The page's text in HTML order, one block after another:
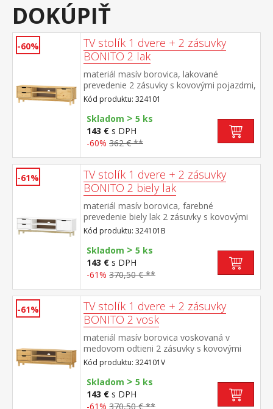
DOKÚPIŤ
-60%
TV stolík 1 dvere + 2 zásuvky
BONITO 2 lak
materiál masív borovica, lakované
prevedenie 2 zásuvky s kovovými pojazdmi,
1 dvierka, 1 polica otvor na pretiahnutie
káblov
Kód produktu: 324101
Skladom > 5 ks
143 € s DPH
-60% 362 € **
-61%
TV stolík 1 dvere + 2 zásuvky
BONITO 2 biely lak
materiál masív borovica, farebné
prevedenie biely lak 2 zásuvky s kovovými
pojazdmi, 1 dvierka, 1 polica otvor na
pretiahnutie káblov
Kód produktu: 324101B
Skladom > 5 ks
143 € s DPH
-61% 370,50 € **
-61%
TV stolík 1 dvere + 2 zásuvky
BONITO 2 vosk
materiál masív borovica voskovaná v
medovom odtieni 2 zásuvky s kovovými
pojazdmi, 1 dvierka, 1 polica otvor na
pretiahnutie káblov
Kód produktu: 324101V
Skladom > 5 ks
143 € s DPH
-61% 370,50 € **